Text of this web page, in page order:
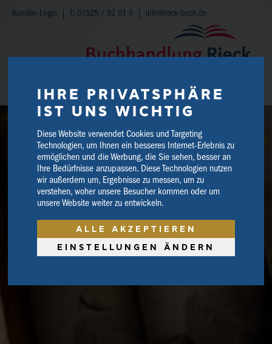
IHRE PRIVATSPHÄRE
IST UNS WICHTIG
Diese Website verwendet Cookies und Targeting
Technologien, um Ihnen ein besseres Internet-Erlebnis zu
ermöglichen und die Werbung, die Sie sehen, besser an
Ihre Bedürfnisse anzupassen. Diese Technologien nutzen
wir außerdem um, Ergebnisse zu messen, um zu
verstehen, woher unsere Besucher kommen oder um
unsere Website weiter zu entwickeln.
ALLE AKZEPTIEREN
EINSTELLUNGEN ÄNDERN
Kunden-Login T: 07525 / 92 01 0 info@rieck-buch.de
WARENKORB